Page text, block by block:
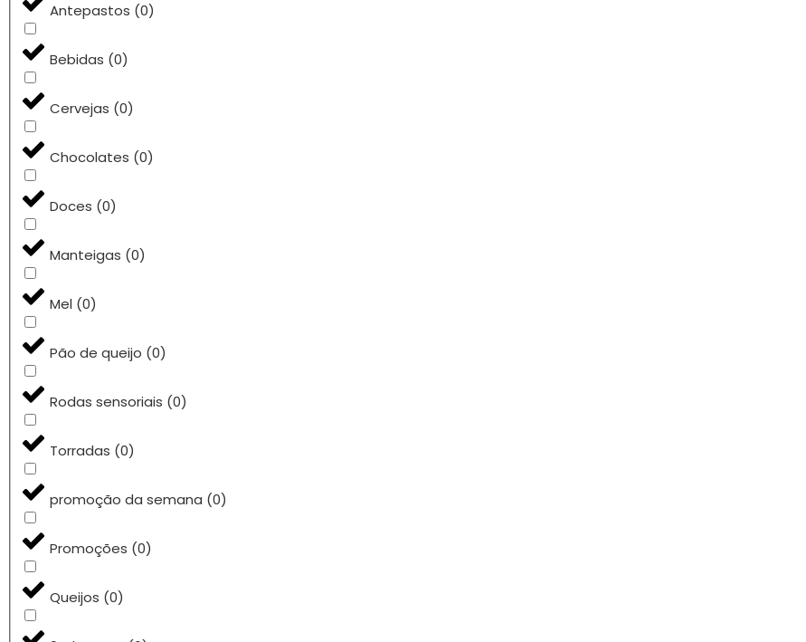
Antepastos (0)
Bebidas (0)
Cervejas (0)
Chocolates (0)
Doces (0)
Manteigas (0)
Mel (0)
Pão de queijo (0)
Rodas sensoriais (0)
Torradas (0)
promoção da semana (0)
Promoções (0)
Queijos (0)